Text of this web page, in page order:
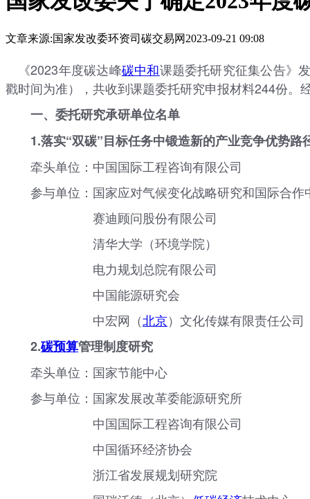
文章来源:国家发改委环资司 碳交易网 2023-09-21 09:08
《2023年度碳达峰碳中和课题委托研究征集公告》
戳时间为准），共收到课题委托研究申报材料244份。
一、委托研究承研单位名单
1.落实“双碳”目标任务中锻造新的产业竞争优势路
牵头单位：中国国际工程咨询有限公司
参与单位：国家应对气候变化战略研究和国际合作
赛迪顾问股份有限公司
清华大学（环境学院）
电力规划总院有限公司
中国能源研究会
中宏网（北京）文化传媒有限责任公司
2.碳预算管理制度研究
牵头单位：国家节能中心
参与单位：国家发展改革委能源研究所
中国国际工程咨询有限公司
中国循环经济协会
浙江省发展规划研究院